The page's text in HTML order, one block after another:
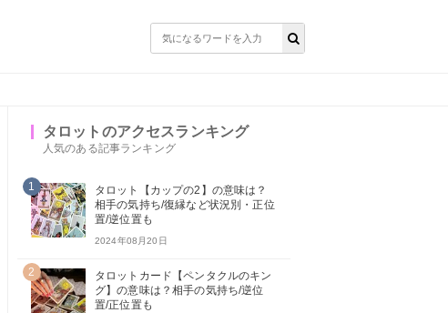
タロットのアクセスランキング
人気のある記事ランキング
1
タロット【カップの2】の意味は？
相手の気持ち/復縁など状況別・正位
置/逆位置も
2024年08月20日
2
タロットカード【ペンタクルのキン
グ】の意味は？相手の気持ち/逆位
置/正位置も